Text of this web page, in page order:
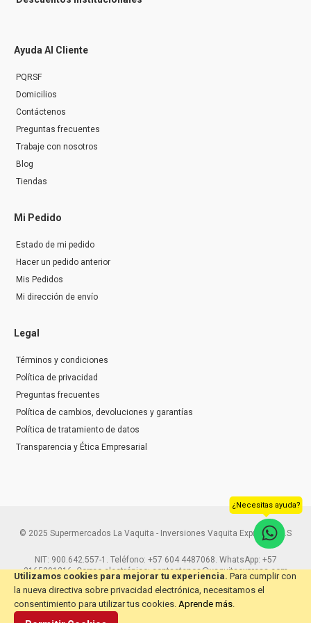
Utilizamos cookies para mejorar tu experiencia. Para cumplir con
la nueva directiva sobre privacidad electrónica, necesitamos el
consentimiento para utilizar tus cookies. Aprende más.
Ayuda Al Cliente
PQRSF
Domicilios
Contáctenos
Preguntas frecuentes
Trabaje con nosotros
Blog
Tiendas
Mi Pedido
Estado de mi pedido
Hacer un pedido anterior
Mis Pedidos
Mi dirección de envío
Legal
Términos y condiciones
Política de privacidad
Preguntas frecuentes
Política de cambios, devoluciones y garantías
Política de tratamiento de datos
Transparencia y Ética Empresarial
© 2025 Supermercados La Vaquita - Inversiones Vaquita Express S.A.S
NIT: 900.642.557-1. Teléfono: +57 604 4487068. WhatsApp: +57
3165291216. Correo electrónico: contactenos@vaquitaexpress.com
¿Necesitas ayuda?